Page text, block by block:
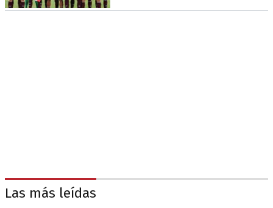
Las más leídas